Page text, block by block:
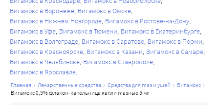
Вигамокс в Воронеже Вигамокс в Омске
Вигамокс в Нижнем Новгороде Вигамокс в Ростове-на-Дону
Вигамокс в Уфе Вигамокс в Тюмени Вигамокс в Екатеринбурге
Вигамокс в Волгограде Вигамокс в Саратове Вигамокс в Перми
Вигамокс в Красноярске Вигамокс в Казани Вигамокс в Самаре
Вигамокс в Челябинске Вигамокс в Ставрополе
Вигамокс в Ярославле
главная лекарственные средства средства для глаз и ушей
вигамокс
вигамокс 0,5% флакон-капельница капли глазные 5 мл